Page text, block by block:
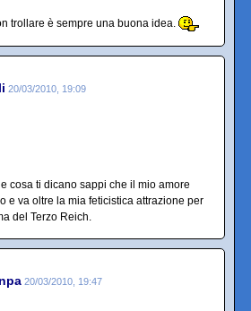
trollare è sempre una buona idea.
20/03/2010, 19:09
cosa ti dicano sappi che il mio amore
e va oltre la mia feticistica attrazione per
del Terzo Reich.
20/03/2010, 19:47